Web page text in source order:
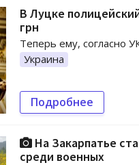
В Луцке
грн
Теперь ему, согласно
Украина
Подробнее
На Закарпатье
среди военных